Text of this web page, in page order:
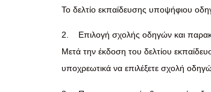
Το δελτίο εκπαίδευσης υποψήφιου
2. Επιλογή σχολής οδηγών και
Μετά την έκδοση του δελτίου
υποχρεωτικά να επιλέξετε σχολή